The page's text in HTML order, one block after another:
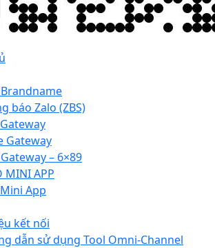
Brandname
báo Zalo (ZBS)
Gateway
– 6×89
MINI APP
App
kết nối
dẫn sử dụng Tool Omni-Channel